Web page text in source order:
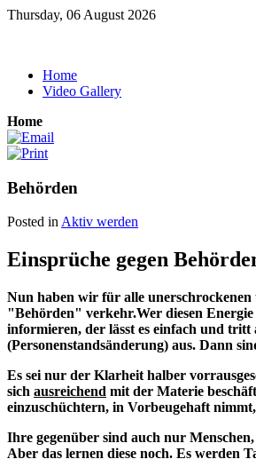
Thursday, 06 August 2026
Home
Video Gallery
Home
Behörden
Posted inAktiv werden
Einsprüche gegen
Nun haben wir für alle unerschrockenen
"Behörden" verkehr.Wer diesen
informieren, der lässt es einfach und
(Personenstandsänderung) aus. Dann
Es sei nur der Klarheit halber
sich ausreichend mit der Materie
einzuschüchtern, in Vorbeugehaft
Ihre gegenüber sind auch nur
Aber das lernen diese noch. Es werden